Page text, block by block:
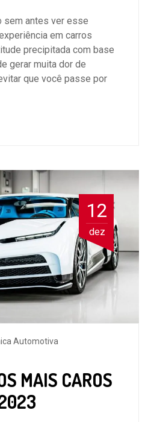
sem antes ver esse
em carros
precipitada com base
gerar muita dor de
que você passe por
12
dez
Automotiva
MAIS CAROS